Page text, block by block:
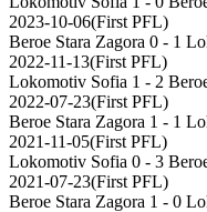
2023-10-06(First PFL)
Beroe Stara Zagora 0 - 1
2022-11-13(First PFL)
Lokomotiv Sofia 1 - 2
2022-07-23(First PFL)
Beroe Stara Zagora 1 - 1
2021-11-05(First PFL)
Lokomotiv Sofia 0 - 3
2021-07-23(First PFL)
Beroe Stara Zagora 1 - 0